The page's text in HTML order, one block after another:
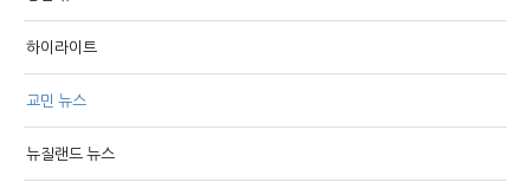
하이라이트
교민 뉴스
뉴질랜드 뉴스